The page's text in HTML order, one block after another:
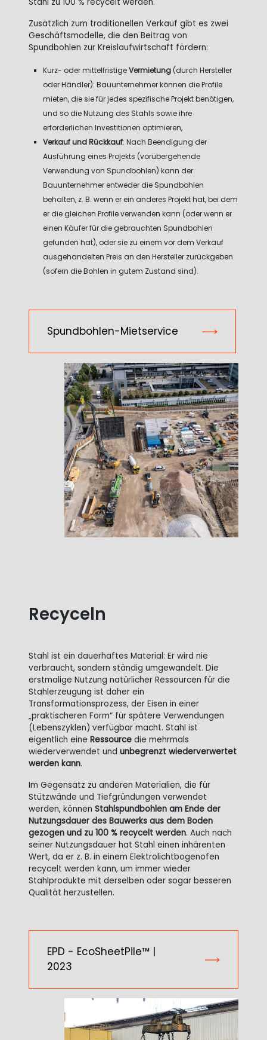
Stahl zu 100 % recycelt werden.
Zusätzlich zum traditionellen Verkauf gibt es zwei
Geschäftsmodelle, die den Beitrag von
Spundbohlen zur Kreislaufwirtschaft fördern:
Kurz- oder mittelfristigeVermietung (durch Hersteller
oder Händler): Bauunternehmer können die Profile
mieten, die sie für jedes spezifische Projekt benötigen,
und so die Nutzung des Stahls sowie ihre
erforderlichen Investitionen optimieren,
Verkauf und Rückkauf: Nach Beendigung der
Ausführung eines Projekts (vorübergehende
Verwendung von Spundbohlen) kann der
Bauunternehmer entweder die Spundbohlen
behalten, z. B. wenn er ein anderes Projekt hat, bei dem
er die gleichen Profile verwenden kann (oder wenn er
einen Käufer für die gebrauchten Spundbohlen
gefunden hat), oder sie zu einem vor dem Verkauf
ausgehandelten Preis an den Hersteller zurückgeben
(sofern die Bohlen in gutem Zustand sind).
Spundbohlen-Mietservice
Recyceln
Stahl ist ein dauerhaftes Material: Er wird nie
verbraucht, sondern ständig umgewandelt. Die
erstmalige Nutzung natürlicher Ressourcen für die
Stahlerzeugung ist daher ein
Transformationsprozess, der Eisen in einer
„praktischeren Form“ für spätere Verwendungen
(Lebenszyklen) verfügbar macht. Stahl ist
eigentlich eine Ressource die mehrmals
wiederverwendet und unbegrenzt wiederverwertet
werden kann.
Im Gegensatz zu anderen Materialien, die für
Stützwände und Tiefgründungen verwendet
werden, können Stahlspundbohlen am Ende der
Nutzungsdauer des Bauwerks aus dem Boden
gezogen und zu 100 % recycelt werden. Auch nach
seiner Nutzungsdauer hat Stahl einen inhärenten
Wert, da er z. B. in einem Elektrolichtbogenofen
recycelt werden kann, um immer wieder
Stahlprodukte mit derselben oder sogar besseren
Qualität herzustellen.
EPD - EcoSheetPile™ |
2023